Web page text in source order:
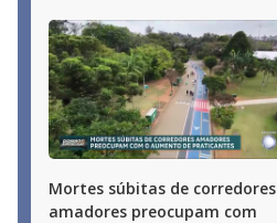
Mortes súbitas de corredores
amadores preocupam com